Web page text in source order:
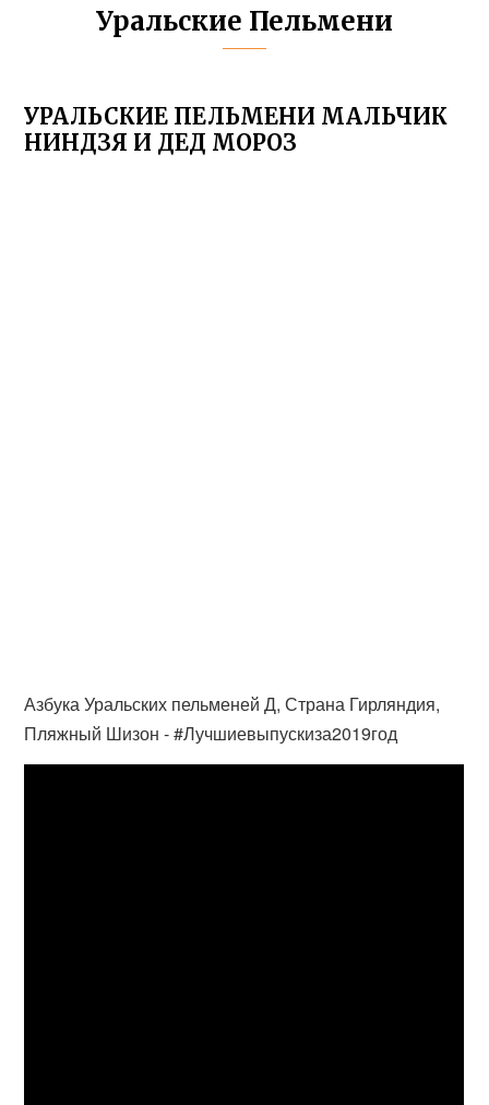
Уральские Пельмени
УРАЛЬСКИЕ ПЕЛЬМЕНИ МАЛЬЧИК
НИНДЗЯ И ДЕД МОРОЗ
Азбука Уральских пельменей Д, Страна Гирляндия,
Пляжный Шизон - #Лучшиевыпускиза2019год